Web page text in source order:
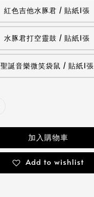
紅色吉他水豚君 / 貼紙1張
水豚君打空靈鼓 / 貼紙1張
聖誕音樂微笑袋鼠 / 貼紙1張
加入購物車
Add to wishlist